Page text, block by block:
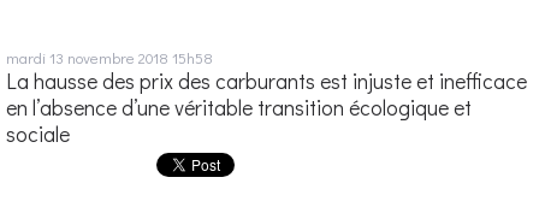
mardi 13 novembre 2018 15h58
La hausse des prix des carburants est injuste et inefficace
en l’absence d’une véritable transition écologique et
sociale